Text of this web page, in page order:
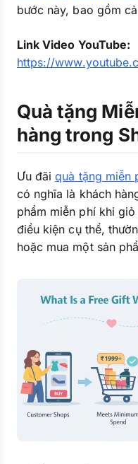
bước này, bao gồm
Link Video YouTube:
https://
Quà tặng
hàng trong
Ưu đãiquà tặng miễn
có nghĩa là khách
phẩm miễn phí khi
điều kiện cụ thể,
hoặc mua một sản